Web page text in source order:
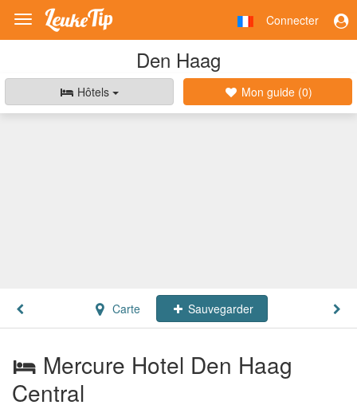
Toggle
navigation
Connecter
Den Haag
Hôtels Mon guide (0)
Carte Sauvegarder
Mercure Hotel Den Haag
Central